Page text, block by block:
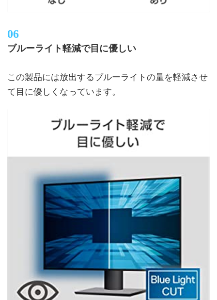
ブルーライト軽減で目に優しい
この製品には放出するブルーライトの量を軽減させ
て目に優しくなっています。